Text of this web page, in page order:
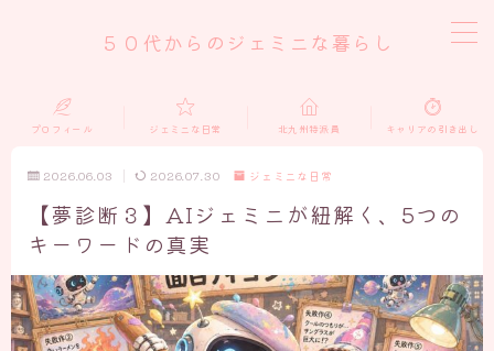
５０代からのジェミニな暮らし
ジェミニな日常
北九州特派員
キャリアの引き出し
プロフィール ジェミニな日常 北九州特派員 キャリアの引き出し
2026.06.03 2026.07.30 ジェミニな日常
【夢診断３】AIジェミニが紐解く、5つの
キーワードの真実